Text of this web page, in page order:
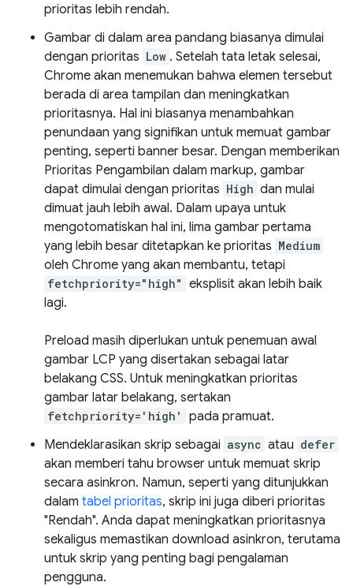
prioritas lebih rendah.
Gambar di dalam area pandang biasanya dimulai
dengan prioritas Low . Setelah tata letak selesai,
Chrome akan menemukan bahwa elemen tersebut
berada di area tampilan dan meningkatkan
prioritasnya. Hal ini biasanya menambahkan
penundaan yang signifikan untuk memuat gambar
penting, seperti banner besar. Dengan memberikan
Prioritas Pengambilan dalam markup, gambar
dapat dimulai dengan prioritas High dan mulai
dimuat jauh lebih awal. Dalam upaya untuk
mengotomatiskan hal ini, lima gambar pertama
yang lebih besar ditetapkan ke prioritas Medium
oleh Chrome yang akan membantu, tetapi
fetchpriority="high" eksplisit akan lebih baik
lagi.
Preload masih diperlukan untuk penemuan awal
gambar LCP yang disertakan sebagai latar
belakang CSS. Untuk meningkatkan prioritas
gambar latar belakang, sertakan
fetchpriority='high'
pada pramuat.
Mendeklarasikan skrip sebagai async atau defer
akan memberi tahu browser untuk memuat skrip
secara asinkron. Namun, seperti yang ditunjukkan
dalam tabel prioritas, skrip ini juga diberi prioritas
"Rendah". Anda dapat meningkatkan prioritasnya
sekaligus memastikan download asinkron, terutama
untuk skrip yang penting bagi pengalaman
pengguna.